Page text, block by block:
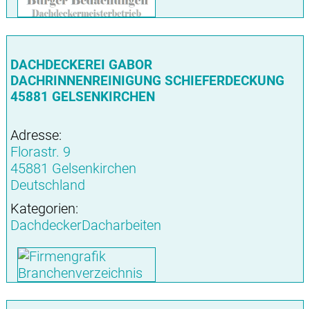
DACHDECKEREI GABOR
DACHRINNENREINIGUNG SCHIEFERDECKUNG
45881 GELSENKIRCHEN
Adresse:
Florastr. 9
45881 Gelsenkirchen
Deutschland
Kategorien:
DachdeckerDacharbeiten